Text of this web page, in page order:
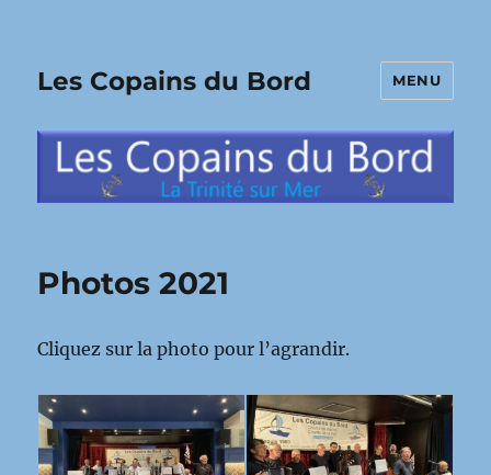
Les Copains du Bord MENU
Photos 2021
Cliquez sur la photo pour l’agrandir.